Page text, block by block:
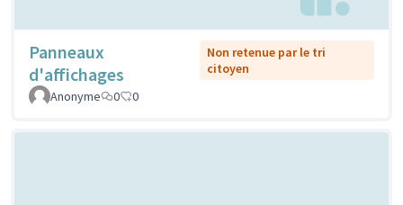
Panneaux
d'affichages
Non retenue par le tri
citoyen
Anonyme
0 0